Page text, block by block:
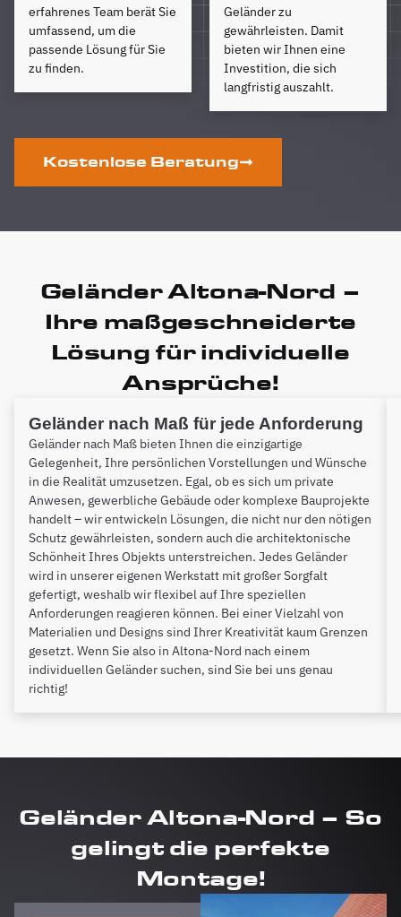
erfahrenes Team berät Sie
umfassend, um die
passende Lösung für Sie
zu finden.
Geländer zu
gewährleisten. Damit
bieten wir Ihnen eine
Investition, die sich
langfristig auszahlt.
Kostenlose Beratung
Geländer Altona-Nord –
Ihre maßgeschneiderte
Lösung für individuelle
Ansprüche!
Geländer nach Maß für jede Anforderung
Geländer nach Maß bieten Ihnen die einzigartige
Gelegenheit, Ihre persönlichen Vorstellungen und Wünsche
in die Realität umzusetzen. Egal, ob es sich um private
Anwesen, gewerbliche Gebäude oder komplexe Bauprojekte
handelt – wir entwickeln Lösungen, die nicht nur den nötigen
Schutz gewährleisten, sondern auch die architektonische
Schönheit Ihres Objekts unterstreichen. Jedes Geländer
wird in unserer eigenen Werkstatt mit großer Sorgfalt
gefertigt, weshalb wir flexibel auf Ihre speziellen
Anforderungen reagieren können. Bei einer Vielzahl von
Materialien und Designs sind Ihrer Kreativität kaum Grenzen
gesetzt. Wenn Sie also in Altona-Nord nach einem
individuellen Geländer suchen, sind Sie bei uns genau
richtig!
Geländer Altona-Nord – So
gelingt die perfekte
Montage!